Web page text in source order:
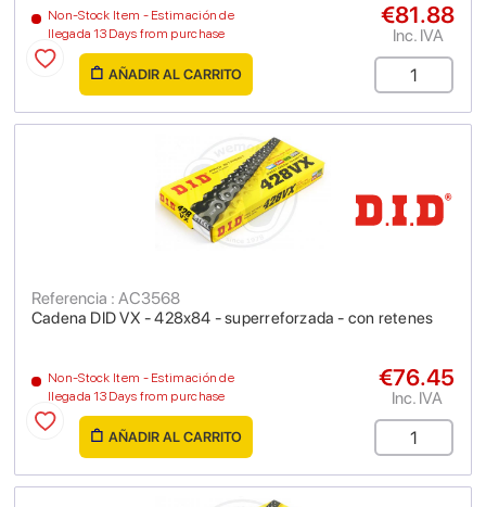
Non-Stock Item - Estimación de
llegada 13 Days from purchase
€81.88
Inc. IVA
AÑADIR AL CARRITO
Cadena DID VX - 428x84 - superreforzada - con retenes
Referencia : AC3568
Non-Stock Item - Estimación de
llegada 13 Days from purchase
€76.45
Inc. IVA
AÑADIR AL CARRITO